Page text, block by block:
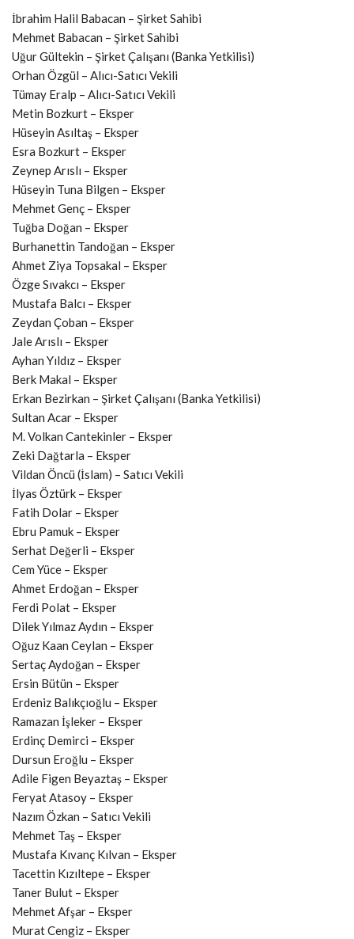
İbrahim Halil Babacan – Şirket Sahibi
Mehmet Babacan – Şirket Sahibi
Uğur Gültekin – Şirket Çalışanı (Banka Yetkilisi)
Orhan Özgül – Alıcı-Satıcı Vekili
Tümay Eralp – Alıcı-Satıcı Vekili
Metin Bozkurt – Eksper
Hüseyin Asıltaş – Eksper
Esra Bozkurt – Eksper
Zeynep Arıslı – Eksper
Hüseyin Tuna Bilgen – Eksper
Mehmet Genç – Eksper
Tuğba Doğan – Eksper
Burhanettin Tandoğan – Eksper
Ahmet Ziya Topsakal – Eksper
Özge Sıvakcı – Eksper
Mustafa Balcı – Eksper
Zeydan Çoban – Eksper
Jale Arıslı – Eksper
Ayhan Yıldız – Eksper
Berk Makal – Eksper
Erkan Bezirkan – Şirket Çalışanı (Banka Yetkilisi)
Sultan Acar – Eksper
M. Volkan Cantekinler – Eksper
Zeki Dağtarla – Eksper
Vildan Öncü (İslam) – Satıcı Vekili
İlyas Öztürk – Eksper
Fatih Dolar – Eksper
Ebru Pamuk – Eksper
Serhat Değerli – Eksper
Cem Yüce – Eksper
Ahmet Erdoğan – Eksper
Ferdi Polat – Eksper
Dilek Yılmaz Aydın – Eksper
Oğuz Kaan Ceylan – Eksper
Sertaç Aydoğan – Eksper
Ersin Bütün – Eksper
Erdeniz Balıkçıoğlu – Eksper
Ramazan İşleker – Eksper
Erdinç Demirci – Eksper
Dursun Eroğlu – Eksper
Adile Figen Beyaztaş – Eksper
Feryat Atasoy – Eksper
Nazım Özkan – Satıcı Vekili
Mehmet Taş – Eksper
Mustafa Kıvanç Kılvan – Eksper
Tacettin Kızıltepe – Eksper
Taner Bulut – Eksper
Mehmet Afşar – Eksper
Murat Cengiz – Eksper